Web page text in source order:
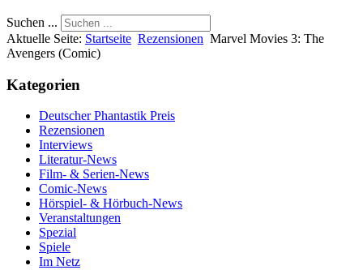
Suchen ...
Aktuelle Seite: Startseite Rezensionen Marvel Movies 3: The
Avengers (Comic)
Kategorien
Deutscher Phantastik Preis
Rezensionen
Interviews
Literatur-News
Film- & Serien-News
Comic-News
Hörspiel- & Hörbuch-News
Veranstaltungen
Spezial
Spiele
Im Netz